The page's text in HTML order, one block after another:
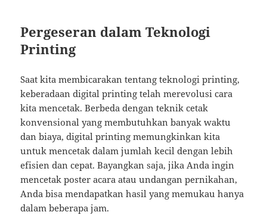
Pergeseran dalam Teknologi
Printing
Saat kita membicarakan tentang teknologi printing,
keberadaan digital printing telah merevolusi cara
kita mencetak. Berbeda dengan teknik cetak
konvensional yang membutuhkan banyak waktu
dan biaya, digital printing memungkinkan kita
untuk mencetak dalam jumlah kecil dengan lebih
efisien dan cepat. Bayangkan saja, jika Anda ingin
mencetak poster acara atau undangan pernikahan,
Anda bisa mendapatkan hasil yang memukau hanya
dalam beberapa jam.